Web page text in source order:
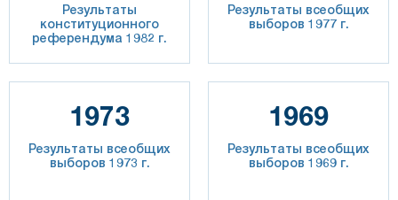
Результаты
конституционного
референдума 1982 г.
Результаты всеобщих
выборов 1977 г.
1973
Результаты всеобщих
выборов 1973 г.
1969
Результаты всеобщих
выборов 1969 г.